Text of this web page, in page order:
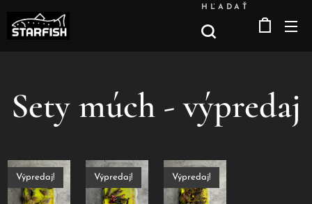
HĽADAŤ
Sety múch - výpredaj
Výpredaj! Výpredaj! Výpredaj!